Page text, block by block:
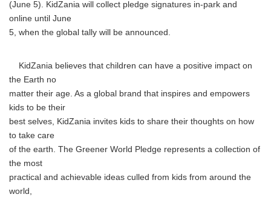
(June 5). KidZania will collect pledge signatures in-park and
online until June
5, when the global tally will be announced.
KidZania believes that children can have a positive impact on
the Earth no
matter their age. As a global brand that inspires and empowers
kids to be their
best selves, KidZania invites kids to share their thoughts on how
to take care
of the earth. The Greener World Pledge represents a collection of
the most
practical and achievable ideas culled from kids from around the
world,